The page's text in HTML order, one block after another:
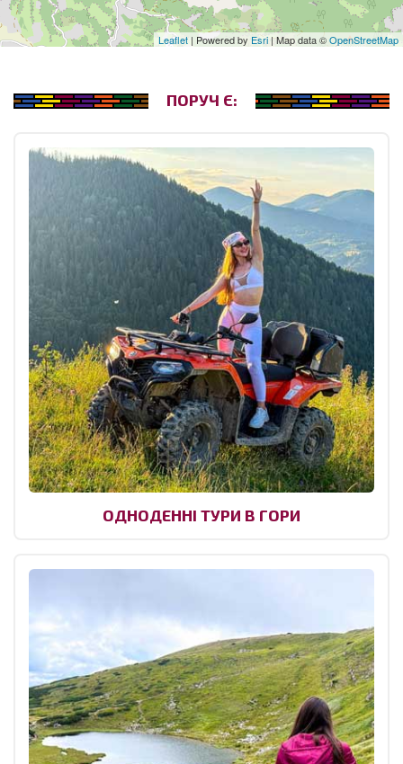
Leaflet | Powered by Esri | Map data ©OpenStreetMap
ПОРУЧ Є:
ОДНОДЕННІ ТУРИ В ГОРИ